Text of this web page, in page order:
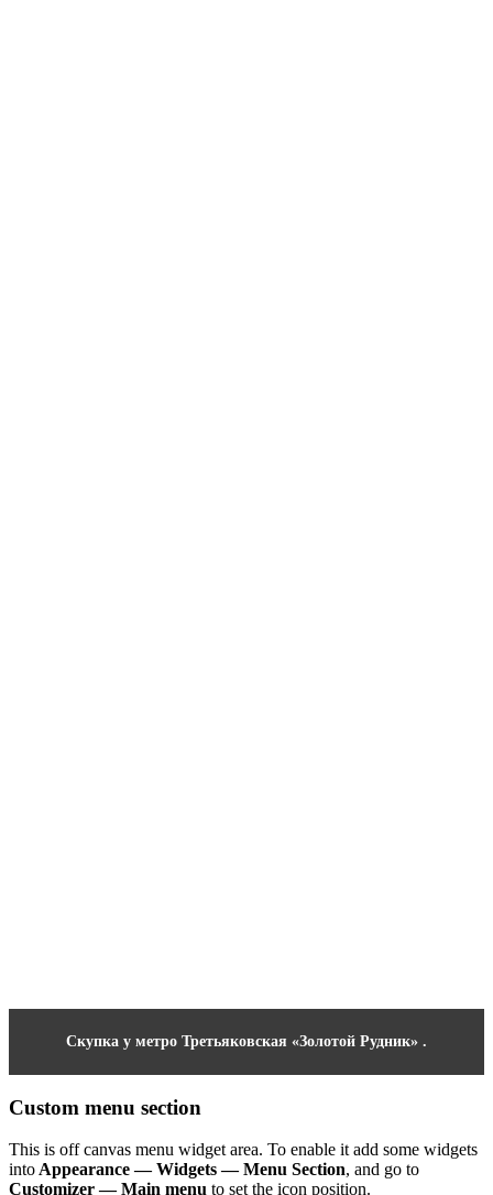
Скупка у метро Третьяковская «Золотой Рудник» .
Custom menu section
This is off canvas menu widget area. To enable it add some widgets
into Appearance — Widgets — Menu Section, and go to
Customizer — Main menu to set the icon position.